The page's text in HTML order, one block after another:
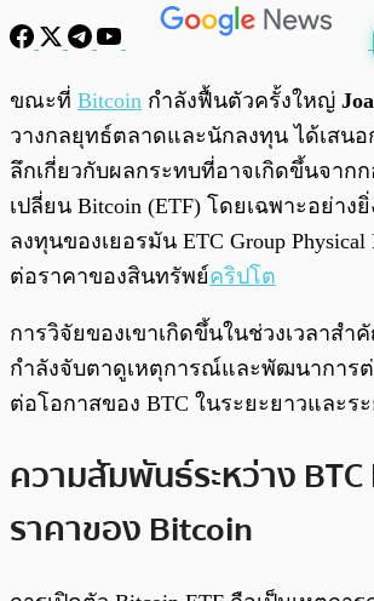
ขณะที่ Bitcoin กำลังฟื้นตัวครั้งใหญ่
วางกลยุทธ์ตลาดและนักลงทุน ได้เสนอ
ลึกเกี่ยวกับผลกระทบที่อาจเกิดขึ้นจาก
เปลี่ยน Bitcoin (ETF) โดยเฉพาะอย่าง
ลงทุนของเยอรมัน ETC Group Physical
ต่อราคาของสินทรัพย์คริปโต
การวิจัยของเขาเกิดขึ้นในช่วงเวลาส
กำลังจับตาดูเหตุการณ์และพัฒนาการต่
ต่อโอกาสของ BTC ในระยะยาวและร
ความสัมพันธ์ระหว่าง BTC
ราคาของ Bitcoin